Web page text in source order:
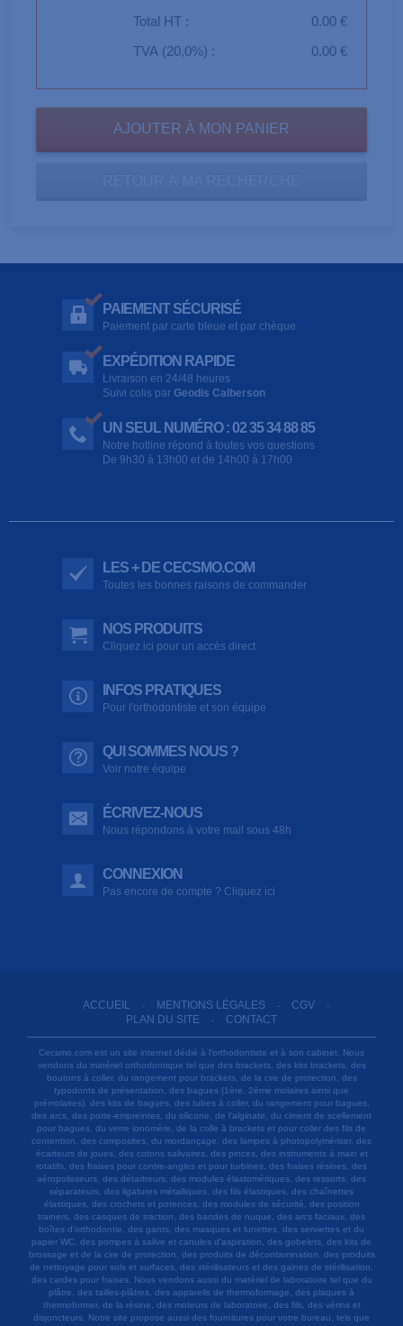
Total HT :
0.00 €
TVA (20,0%) :
0.00 €
PAIEMENT SÉCURISÉ
Paiement par carte bleue et par chèque
EXPÉDITION RAPIDE
Livraison en 24/48 heures
Suivi colis par Geodis Calberson
UN SEUL NUMÉRO : 02 35 34 88 85
Notre hotline répond à toutes vos questions
De 9h30 à 13h00 et de 14h00 à 17h00
LES + DE CECSMO.COM
Toutes les bonnes raisons de commander
NOS PRODUITS
Cliquez ici pour un accès direct
INFOS PRATIQUES
Pour l'orthodontiste et son équipe
QUI SOMMES NOUS ?
Voir notre équipe
ÉCRIVEZ-NOUS
Nous répondons à votre mail sous 48h
CONNEXION
Pas encore de compte ? Cliquez ici
ACCUEIL - MENTIONS LÉGALES - CGV -
PLAN DU SITE - CONTACT
Cecsmo.com est un site internet dédié à l'orthodontiste et à son cabinet. Nous
vendons du matériel orthodontique tel que des brackets, des kits brackets, des
boutons à coller, du rangement pour brackets, de la cire de protection, des
typodonts de présentation, des bagues (1ère, 2ème molaires ainsi que
prémolaires), des kits de bagues, des tubes à coller, du rangement pour bagues,
des arcs, des porte-empreintes, du silicone, de l'alginate, du ciment de scellement
pour bagues, du verre ionomère, de la colle à brackets et pour coller des fils de
contention, des composites, du mordançage, des lampes à photopolymériser, des
écarteurs de joues, des cotons salivaires, des pinces, des instruments à main et
rotatifs, des fraises pour contre-angles et pour turbines, des fraises résines, des
aéropolisseurs, des détartreurs, des modules élastomériques, des ressorts, des
séparateurs, des ligatures métalliques, des fils élastiques, des chaînettes
élastiques, des crochets et potences, des modules de sécurité, des position
trainers, des casques de traction, des bandes de nuque, des arcs faciaux, des
boîtes d'orthodontie, des gants, des masques et lunettes, des serviettes et du
papier WC, des pompes à salive et canules d'aspiration, des gobelets, des kits de
brossage et de la cire de protection, des produits de décontamination, des produits
de nettoyage pour sols et surfaces, des stérilisateurs et des gaines de stérilisation,
des cardes pour fraises. Nous vendons aussi du matériel de laboratoire tel que du
plâtre, des tailles-plâtres, des appareils de thermoformage, des plaques à
thermoformer, de la résine, des moteurs de laboratoire, des fils, des vérins et
disjoncteurs. Notre site propose aussi des fournitures pour votre bureau, tels que